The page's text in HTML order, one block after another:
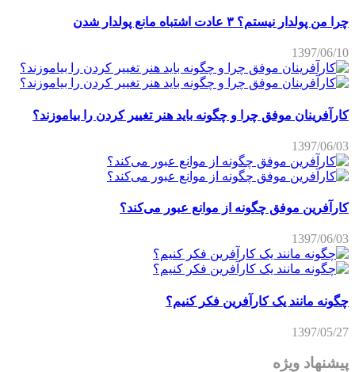
چرا من پولدار نیستم؟ ۳ عادت اشتباه مانع پولدار شدن
1397/06/10
کارآفرینان موفق چرا و چگونه باید هنر تغییر کردن را بیاموزند؟
1397/06/03
کارآفرین موفق چگونه از موانع عبور می‌کند؟
1397/06/03
چگونه مانند یک کارآفرین فکر کنیم؟
1397/05/27
پیشنهاد ویژه